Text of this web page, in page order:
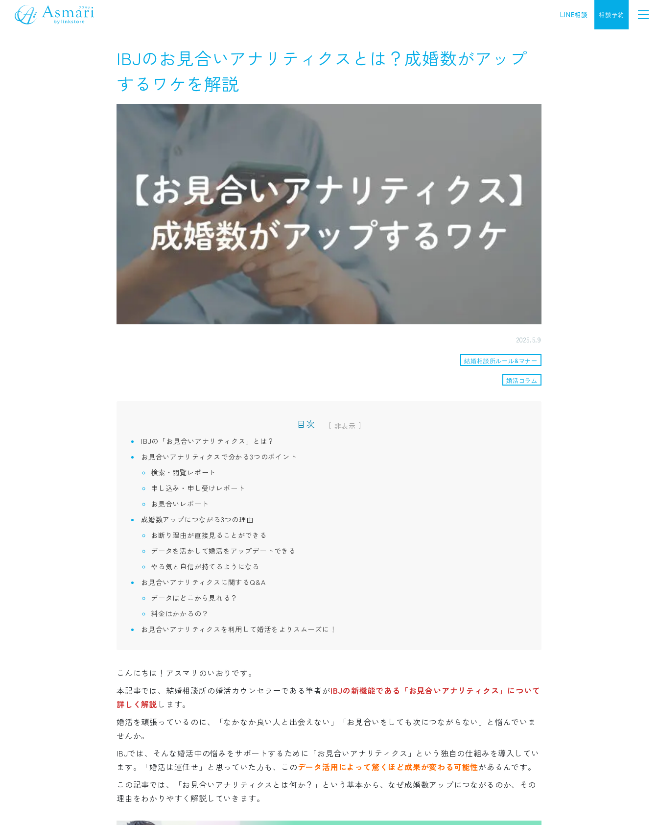
LINE相談 相談予約
IBJのお見合いアナリティクスとは？成婚数がアップ
するワケを解説
2025.5.9
結婚相談所ルール&マナー
婚活コラム
目次 [
]
IBJの「お見合いアナリティクス」とは？
お見合いアナリティクスで分かる3つのポイント
検索・閲覧レポート
申し込み・申し受けレポート
お見合いレポート
成婚数アップにつながる3つの理由
お断り理由が直接見ることができる
データを活かして婚活をアップデートできる
やる気と自信が持てるようになる
お見合いアナリティクスに関するQ&A
データはどこから見れる？
料金はかかるの？
お見合いアナリティクスを利用して婚活をよりスムーズに！
こんにちは！アスマリのいおりです。
本記事では、結婚相談所の婚活カウンセラーである筆者がIBJの新機能である「お見合いアナリティクス」について
詳しく解説 します。
婚活を頑張っているのに、「なかなか良い人と出会えない」「お見合いをしても次につながらない」と悩んでいま
せんか。
IBJでは、そんな婚活中の悩みをサポートするために「お見合いアナリティクス」という独自の仕組みを導入してい
ます。「婚活は運任せ」と思っていた方も、このデータ活用によって驚くほど成果が変わる可能性があるんです。
この記事では、「お見合いアナリティクスとは何か？」という基本から、なぜ成婚数アップにつながるのか、その
理由をわかりやすく解説していきます。